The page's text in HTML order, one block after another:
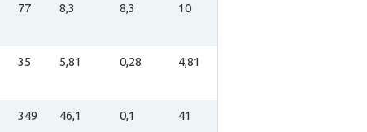
77 8,3 8,3 10
35 5,81 0,28 4,81
349 46,1 0,1 41